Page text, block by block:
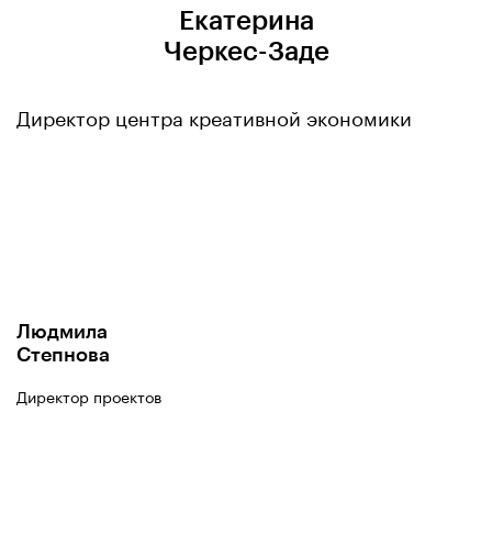
Екатерина
Черкес-Заде
Директор центра креативной экономики
Людмила
Степнова
Директор проектов